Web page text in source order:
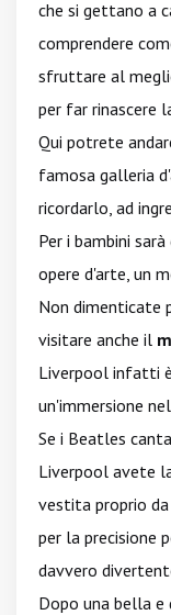
che si gettano a
comprendere
sfruttare al
per far rinascere
Qui potrete
famosa galleria
ricordarlo, ad
Per i bambini
opere d'arte, un
Non dimenticate
visitare anche il
Liverpool infatti
un'immersione
Se i Beatles
Liverpool avete
vestita proprio
per la precisione
davvero
Dopo una bella